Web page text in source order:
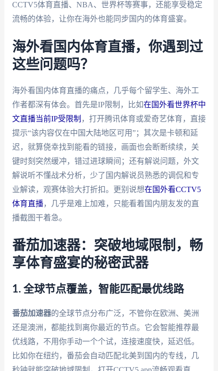
CCTV5体育直播、NBA、世界杯等赛事，还能享受稳定
流畅的体验，让你在海外也能同步国内的体育盛宴。
海外看国内体育直播，你遇到过
这些问题吗？
海外看国内体育直播的痛点，几乎每个留学生、海外工
作者都深有体会。首先是IP限制，比如在国外看世界杯中
文直播当前IP受限制 ，打开腾讯体育或爱奇艺体育，直接
提示“该内容仅在中国大陆地区可用”；其次是卡顿和延
迟，就算侥幸找到能看的链接，画面也会断断续续，关
键时刻突然缓冲，错过进球瞬间；还有解说问题，外文
解说听不懂战术分析，少了国内解说员熟悉的调侃和专
业解读，观赛体验大打折扣。更别说想在国外看CCTV5
体育直播，几乎是难上加难，只能看着国内朋友发的直
播截图干着急。
番茄加速器：突破地域限制，畅
享体育盛宴的秘密武器
1. 全球节点覆盖，智能匹配最优线路
番茄加速器的全球节点分布广泛，不管你在欧洲、美洲
还是澳洲，都能找到离你最近的节点。它会智能推荐最
优线路，不用你手动一个个试，连接速度快，延迟低。
比如你在纽约，番茄会自动匹配北美到国内的专线，几